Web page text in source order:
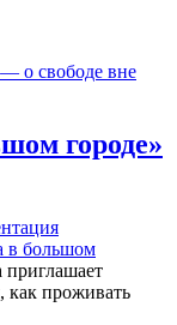
городе»
в большом
приглашает
как проживать